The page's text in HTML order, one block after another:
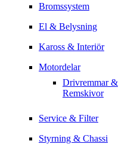
Bromssystem
El & Belysning
Kaross & Interiör
Motordelar
Drivremmar &
Remskivor
Service & Filter
Styrning & Chassi